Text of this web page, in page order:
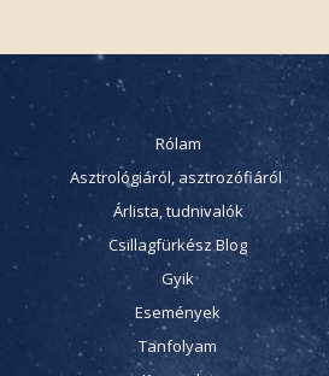
Rólam
Asztrológiáról, asztrozófiáról
Árlista, tudnivalók
Csillagfürkész Blog
Gyik
Események
Tanfolyam